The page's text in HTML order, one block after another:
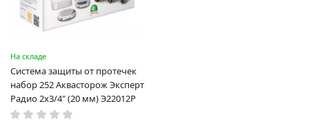
На складе
Система защиты от протечек
набор 252 Аквасторож Эксперт
Радио 2x3/4" (20 мм) Э22012Р